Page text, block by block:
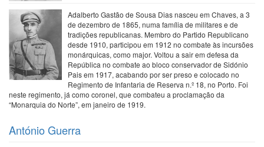
Adalberto Gastão de Sousa Dias nasceu em Chaves, a 3
de dezembro de 1865, numa família de militares e de
tradições republicanas. Membro do Partido Republicano
desde 1910, participou em 1912 no combate às incursões
monárquicas, como major. Voltou a sair em defesa da
República no combate ao bloco conservador de Sidónio
Pais em 1917, acabando por ser preso e colocado no
Regimento de Infantaria de Reserva n.º 18, no Porto. Foi
neste regimento, já como coronel, que combateu a proclamação da
“Monarquia do Norte”, em janeiro de 1919.
António Guerra